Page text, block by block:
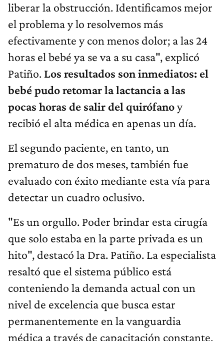
liberar la obstrucción. Identificamos mejor
el problema y lo resolvemos más
efectivamente y con menos dolor; a las 24
horas el bebé ya se va a su casa", explicó
Patiño. Los resultados son inmediatos: el
bebé pudo retomar la lactancia a las
pocas horas de salir del quirófanoy
recibió el alta médica en apenas un día.
El segundo paciente, en tanto, un
prematuro de dos meses, también fue
evaluado con éxito mediante esta vía para
detectar un cuadro oclusivo.
"Es un orgullo. Poder brindar esta cirugía
que solo estaba en la parte privada es un
hito", destacó la Dra. Patiño. La especialista
resaltó que el sistema público está
conteniendo la demanda actual con un
nivel de excelencia que busca estar
permanentemente en la vanguardia
médica a través de capacitación constante.